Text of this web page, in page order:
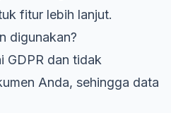
fitur lebih lanjut.
digunakan?
GDPR dan tidak
Anda, sehingga data